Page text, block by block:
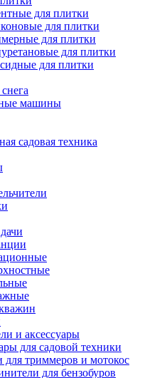
для плитки
для плитки
для плитки
для плитки
для плитки
машины
садовая техника
и аксессуары
для садовой техники
триммеров и мотокос
для бензобуров